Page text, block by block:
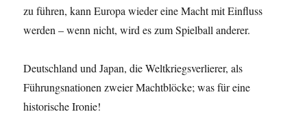
zu führen, kann Europa wieder eine Macht mit Einfluss
werden – wenn nicht, wird es zum Spielball anderer.
Deutschland und Japan, die Weltkriegsverlierer, als
Führungsnationen zweier Machtblöcke; was für eine
historische Ironie!